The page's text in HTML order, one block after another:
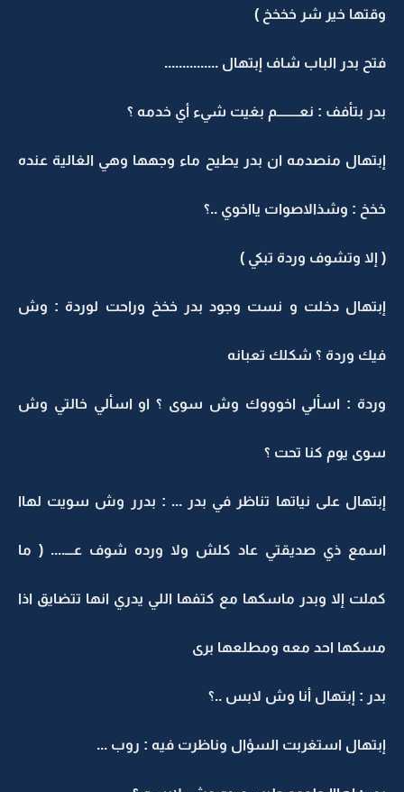
وقتها خير شر خخخخ )
فتح بدر الباب شاف إبتهال ...............
بدر بتأفف : نعــــــــم بغيت شيء أي خدمه ؟
إبتهال منصدمه ان بدر يطيح ماء وجهها وهي الغالية عنده
خخخ : وشذالاصوات يااخوي ..؟
( إلا وتشوف وردة تبكي )
إبتهال دخلت و نست وجود بدر خخخ وراحت لوردة : وش
فيك وردة ؟ شكلك تعبانه
وردة : اسألي اخوووك وش سوى ؟ او اسألي خالتي وش
سوى يوم كنا تحت ؟
إبتهال على نياتها تناظر في بدر ... : بدرر وش سويت لهاا
اسمع ذي صديقتي عاد كلش ولا ورده شوف عـــ.... ( ما
كملت إلا وبدر ماسكها مع كتفها اللي يدري انها تتضايق اذا
مسكها احد معه ومطلعها برى
بدر : إبتهال أنا وش لابس ..؟
إبتهال استغربت السؤال وناظرت فيه : روب ...